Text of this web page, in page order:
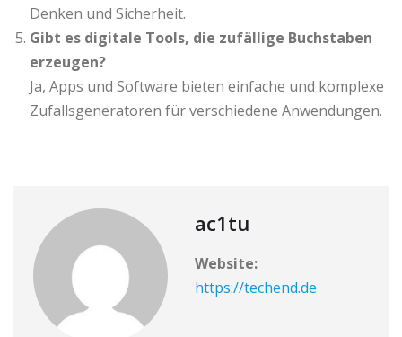
Denken und Sicherheit.
Gibt es digitale Tools, die zufällige Buchstaben
erzeugen?
Ja, Apps und Software bieten einfache und komplexe
Zufallsgeneratoren für verschiedene Anwendungen.
ac1tu
Website:
https://techend.de